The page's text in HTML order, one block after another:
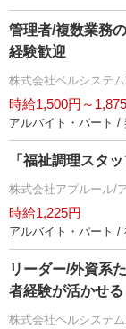
管理者/複数業務
経験歓迎
株式会社ベルシステ
時給1,500円～
アルバイト・パート /
「福祉調理スタ
株式会社アプルール/
時給1,225円
アルバイト・パート /
リーダー/外資系
者経験が活かせる
株式会社ベルシステ